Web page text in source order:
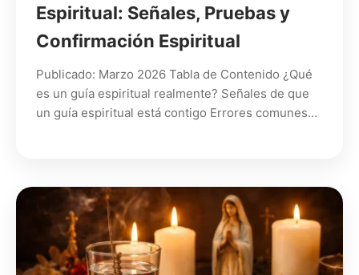
Espiritual: Señales, Pruebas y
Confirmación Espiritual
Publicado: Marzo 2026 Tabla de Contenido ¿Qué
es un guía espiritual realmente? Señales de que
un guía espiritual está contigo Errores comunes…